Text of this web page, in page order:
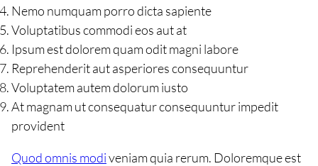
Nemo numquam porro dicta sapiente
Voluptatibus commodi eos aut at
Ipsum est dolorem quam odit magni labore
Reprehenderit aut asperiores consequuntur
Voluptatem autem dolorum iusto
At magnam ut consequatur consequuntur impedit
provident
Quod omnis modiveniam quia rerum. Doloremque est